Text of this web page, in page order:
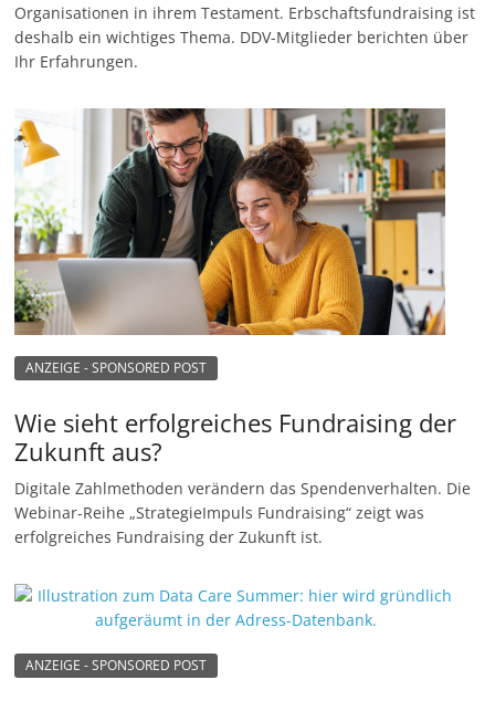
Organisationen in ihrem Testament. Erbschaftsfundraising ist
deshalb ein wichtiges Thema. DDV-Mitglieder berichten über
Ihr Erfahrungen.
ANZEIGE - SPONSORED POST
Wie sieht erfolgreiches Fundraising der
Zukunft aus?
Digitale Zahlmethoden verändern das Spendenverhalten. Die
Webinar-Reihe „StrategieImpuls Fundraising“ zeigt was
erfolgreiches Fundraising der Zukunft ist.
ANZEIGE - SPONSORED POST